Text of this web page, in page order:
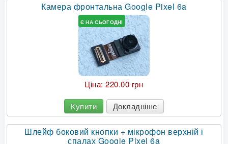
Камера фронтальна Google Pixel 6a
Є НА СЬОГОДНІ
Ціна:220.00 грн
Купити Докладніше
Шлейф боковий кнопки + мікрофон верхній і
спалах Google Pixel 6a